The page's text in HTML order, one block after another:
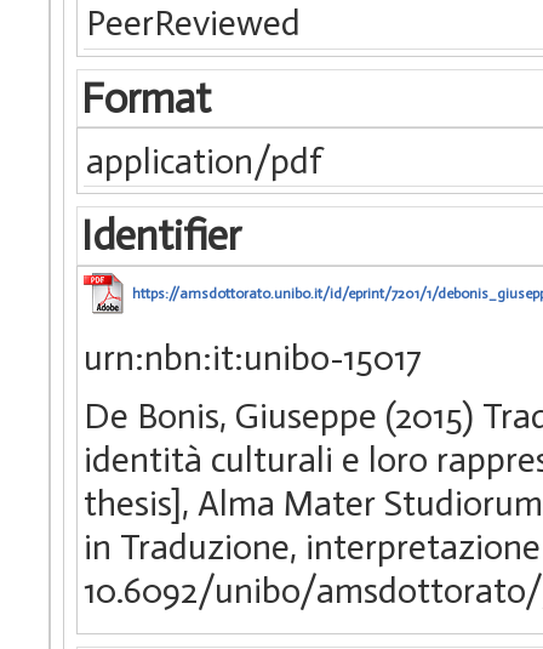
PeerReviewed
Format
application/pdf
Identifier
https://amsdottorato.unibo.it/id/eprint/7201/1/
urn:nbn:it:unibo-15017
De Bonis, Giuseppe (2015)
identità culturali e loro
thesis], Alma Mater
in Traduzione,
10.6092/unibo/amsdottorato/